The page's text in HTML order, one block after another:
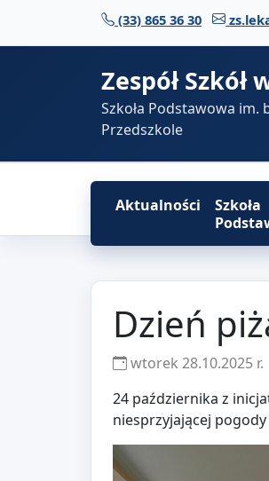
Przejdź do treści (33) 865 36 30
Zespół Szkół
Szkoła Podstawowa im.
Przedszkole
Aktualności
Szkoła
Dzień
wtorek 28.10.2025
24 października z
niesprzyjającej